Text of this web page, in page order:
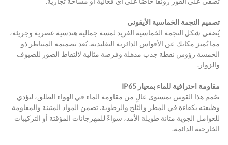
تصميم النجمة الخماسية الأيقوني
يُضفي شكل النجمة الخماسية الفريد لمسة جمالية هندسية عصرية وجريئة،
مما يُميز مكانك عن الأقواس الدائرية التقليدية. يُعد تصميمه المتناظر ذو
الخمسة رؤوس نقطة جذب مذهلة وفرصة مثالية لالتقاط الصور للضيوف
والزوار.
مقاومة احترافية للماء بمعيار IP65
صُمم هذا القوس بمستوى عالٍ من مقاومة الماء في الهواء الطلق، ليؤدي
وظيفته بكفاءة في المطر والثلج والرطوبة. تضمن المواد المتينة والمقاومة
للعوامل الجوية متانة طويلة الأمد، سواءً للمهرجانات المؤقتة أو التركيبات
الخارجية الدائمة.